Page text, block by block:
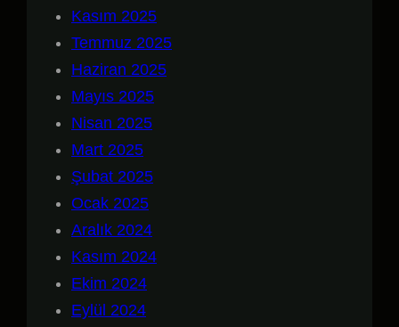
Kasım 2025
Temmuz 2025
Haziran 2025
Mayıs 2025
Nisan 2025
Mart 2025
Şubat 2025
Ocak 2025
Aralık 2024
Kasım 2024
Ekim 2024
Eylül 2024